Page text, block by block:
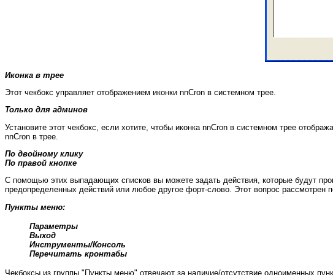
Иконка в трее
Этот чекбокс управляет отображением иконки nnCron в системном трее.
Только для админов
Установите этот чекбокс, если хотите, чтобы иконка nnCron в системном трее
nnCron в трее.
По двойному клику
По правой кнопке
С помощью этих выпадающих списков вы можете задать действия, которые будут
предопределенных действий или любое другое форт-слово. Этот вопрос рассмотрен
Пункты меню:
Параметры
Выход
Инструменты/Консоль
Перечитать кронтабы
Чекбоксы из группы "Пункты меню" отвечают за наличие/отсутствие одноименных